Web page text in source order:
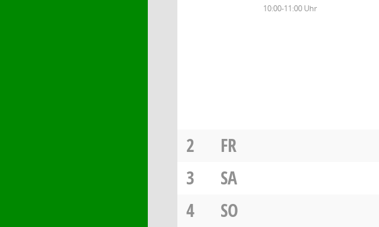
10:00-11:00 Uhr
2
FR
3
SA
4
SO